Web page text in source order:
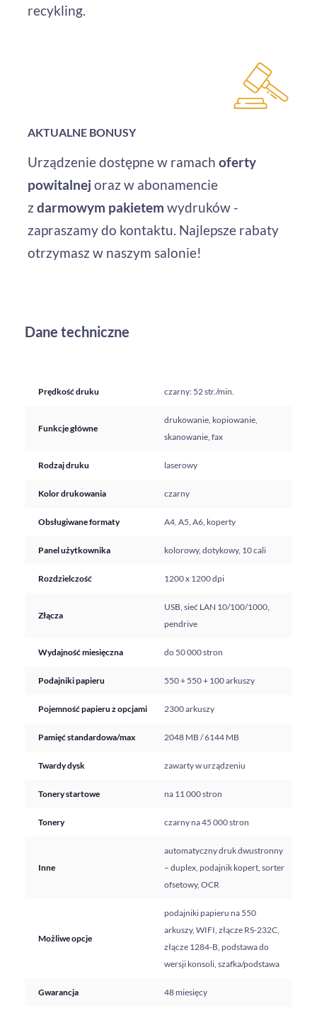
recykling.
AKTUALNE BONUSY
Urządzenie dostępne w ramach oferty
powitalnej oraz w abonamencie
z darmowym pakietem wydruków -
zapraszamy do kontaktu. Najlepsze rabaty
otrzymasz w naszym salonie!
Dane techniczne
Prędkość druku czarny: 52 str./min.
Funkcje główne
drukowanie, kopiowanie,
skanowanie, fax
Rodzaj druku laserowy
Kolor drukowania czarny
Obsługiwane formaty A4, A5, A6, koperty
Panel użytkownika kolorowy, dotykowy, 10 cali
Rozdzielczość 1200 x 1200 dpi
Złącza
USB, sieć LAN 10/100/1000,
pendrive
Wydajność miesięczna do 50 000 stron
Podajniki papieru 550 + 550 + 100 arkuszy
Pojemność papieru z opcjami 2300 arkuszy
Pamięć standardowa/max 2048 MB / 6144 MB
Twardy dysk zawarty w urządzeniu
Tonery startowe na 11 000 stron
Tonery czarny na 45 000 stron
Inne
automatyczny druk dwustronny
– duplex, podajnik kopert, sorter
ofsetowy, OCR
Możliwe opcje
podajniki papieru na 550
arkuszy, WIFI, złącze RS-232C,
złącze 1284-B, podstawa do
wersji konsoli, szafka/podstawa
Gwarancja 48 miesięcy